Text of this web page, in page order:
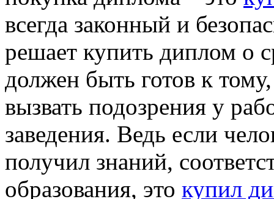
всегда законный и
решает купить диплом о
должен быть готов к
вызвать подозрения у
заведения. Ведь если
получил знаний,
образования, это купил